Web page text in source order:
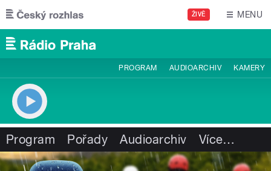
Přejít k hlavnímu obsahu
ŽIVĚ MENU
PROGRAM AUDIOARCHIV KAMERY
Program Pořady Audioarchiv Více…